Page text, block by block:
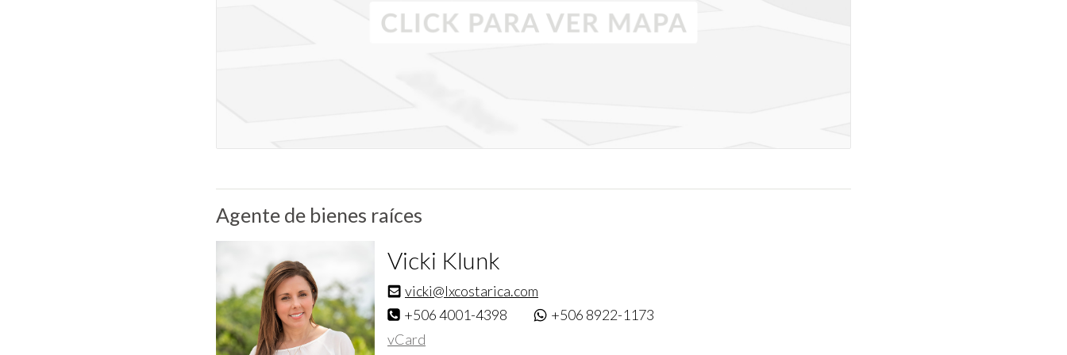
acondicionado, bar y cocina, lo que la hace perfecta para celebraciones. En el
Deredia. Country Day School abrió recientemente su nuevo campus dentro
de Hacienda Espinal, ofreciendo educación de alta calidad a poca distancia.
Finalmente, supermercados como Auto Mercado y Vindi están disponibles
muy cerca.
Agente de bienes raíces
Vicki Klunk
vicki@lxcostarica.com
+506 4001-4398
+506 8922-1173
vCard